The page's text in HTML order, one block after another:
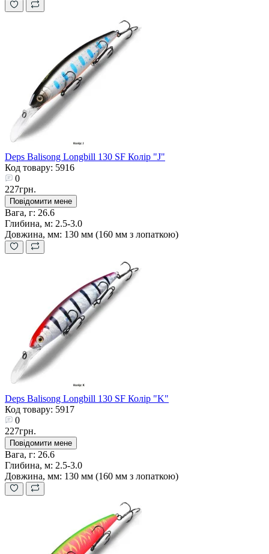
Deps Balisong Longbill 130 SF Колір "J"
Код товару: 5916
0
227грн.
Повідомити мене
Вага, г: 26.6
Глибина, м: 2.5-3.0
Довжина, мм: 130 мм (160 мм з лопаткою)
Deps Balisong Longbill 130 SF Колір "K"
Код товару: 5917
0
227грн.
Повідомити мене
Вага, г: 26.6
Глибина, м: 2.5-3.0
Довжина, мм: 130 мм (160 мм з лопаткою)